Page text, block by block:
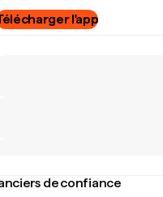
l'app
de confiance